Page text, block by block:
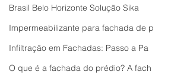
Brasil Belo Horizonte Solução Sika
Impermeabilizante para fachada de p
Infiltração em Fachadas: Passo a Pa
O que é a fachada do prédio? A fach